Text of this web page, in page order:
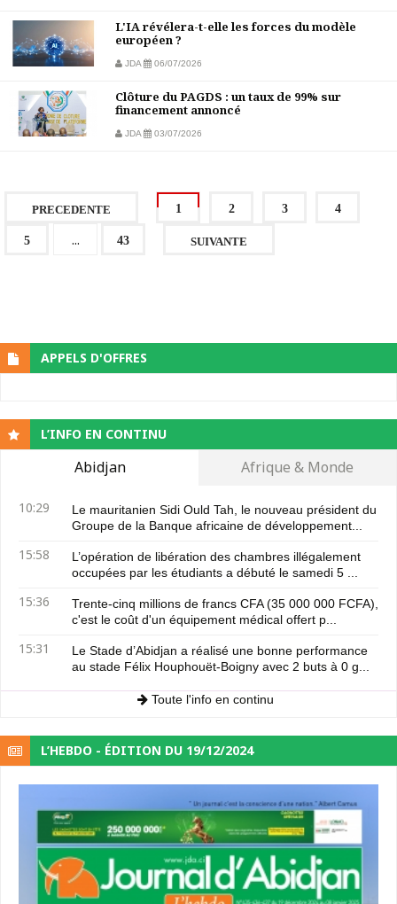
L'IA révélera-t-elle les forces du modèle
européen ?
JDA 06/07/2026
Clôture du PAGDS : un taux de 99% sur
financement annoncé
JDA 03/07/2026
PRECEDENTE 1 2 3 4
5 ... 43 SUIVANTE
APPELS D'OFFRES
L’INFO EN CONTINU
Abidjan Afrique & Monde
10:29
Le mauritanien Sidi Ould Tah, le nouveau président du
Groupe de la Banque africaine de développement...
15:58
L’opération de libération des chambres illégalement
occupées par les étudiants a débuté le samedi 5 ...
15:36
Trente-cinq millions de francs CFA (35 000 000 FCFA),
c'est le coût d'un équipement médical offert p...
15:31
Le Stade d’Abidjan a réalisé une bonne performance
au stade Félix Houphouët-Boigny avec 2 buts à 0 g...
Toute l'info en continu
L’HEBDO - ÉDITION DU 19/12/2024